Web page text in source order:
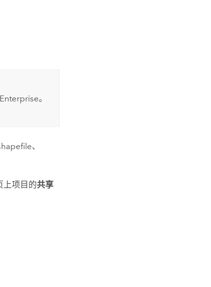
。
、
上项目的共享